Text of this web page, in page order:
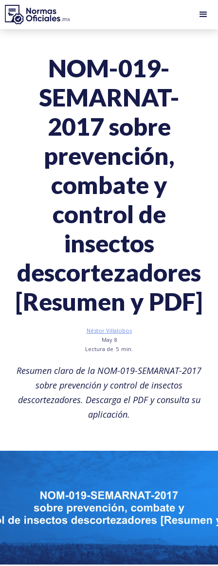
NOM-019-
SEMARNAT-
2017 sobre
prevención,
combate y
control de
insectos
descortezadores
[Resumen y PDF]
Néstor Villalobos
May 8
Lectura de 5 min.
Resumen claro de la NOM-019-SEMARNAT-2017
sobre prevención y control de insectos
descortezadores. Descarga el PDF y consulta su
aplicación.